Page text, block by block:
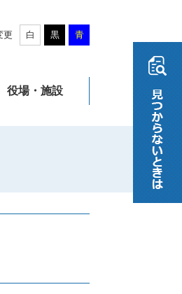
更 白 黒 青
役場・施設